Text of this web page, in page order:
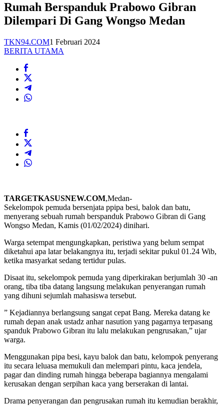
Rumah Berspanduk Prabowo Gibran
Dilempari Di Gang Wongso Medan
TKN94.COM1 Februari 2024
BERITA UTAMA
TARGETKASUSNEW.COM,Medan-
Sekelompok pemuda bersenjata ppipa besi, balok dan batu,
menyerang sebuah rumah berspanduk Prabowo Gibran di Gang
Wongso Medan, Kamis (01/02/2024) dinihari.
Warga setempat mengungkapkan, peristiwa yang belum sempat
diketahui apa latar belakangnya itu, terjadi sekitar pukul 01.24 Wib,
ketika masyarkat sedang tertidur pulas.
Disaat itu, sekelompok pemuda yang diperkirakan berjumlah 30 -an
orang, tiba tiba datang langsung melakukan penyerangan rumah
yang dihuni sejumlah mahasiswa tersebut.
” Kejadiannya berlangsung sangat cepat Bang. Mereka datang ke
rumah depan anak ustadz anhar nasution yang pagarnya terpasang
spanduk Prabowo Gibran itu lalu melakukan pengrusakan,” ujar
warga.
Menggunakan pipa besi, kayu balok dan batu, kelompok penyerang
itu secara leluasa memukuli dan melempari pintu, kaca jendela,
pagar dan dinding rumah hingga beberapa bagiannya mengalami
kerusakan dengan serpihan kaca yang berserakan di lantai.
Drama penyerangan dan pengrusakan rumah itu kemudian berakhir,